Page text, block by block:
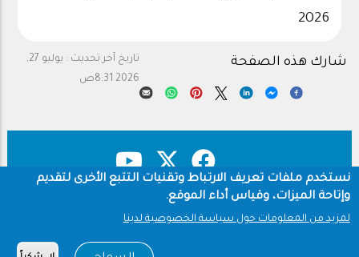
2026
تاريخ آخر تحديث :
يوليو 27,
2026 8:31ص
شارك هذه الصفحة
Footer
نستخدم ملفات تعريف الارتباط وتقنيات التتبع الأخرى لتقديم
وإتاحة الميزات، وقياس أداء الموقع.
لمزيد من المعلومات حول سياسة الخصوصية لدينا